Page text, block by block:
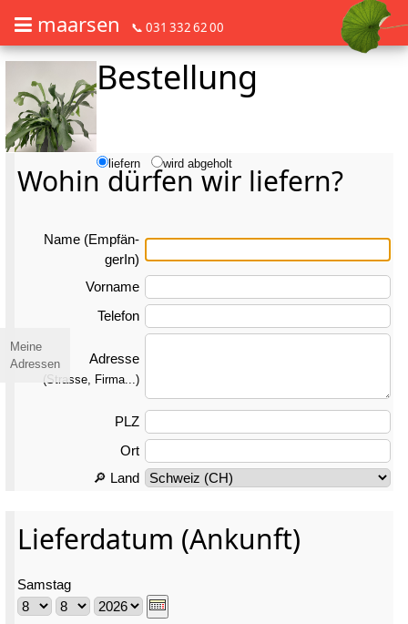
Barrierefrei Blumen bestellen mit Screenreader oder Brailliezeile,
maarsen 📞 031 332 62 00
Barrierefrei Blumen bestellen mit Screenreader oder Brailliezeile,
Bestellung
Wohin dürfen wir liefern?
Name (Emp­fän­
gerIn)
Vorname
Telefon
Adresse
(Strasse, Firma...)
PLZ
Ort
🔎 Land
Lieferdatum (Ankunft)
Samstag
liefern wird abgeholt
Meine
Adressen